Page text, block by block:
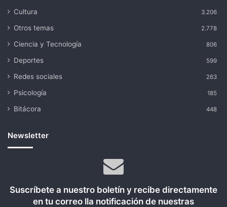
Cultura 3.206
Otros temas 2.778
Ciencia y Tecnología 806
Deportes 599
Redes sociales 263
Psicología 185
Bitácora 448
Newsletter
Suscríbete a nuestro boletín y recibe directamente
en tu correo lla notificación de nuestras